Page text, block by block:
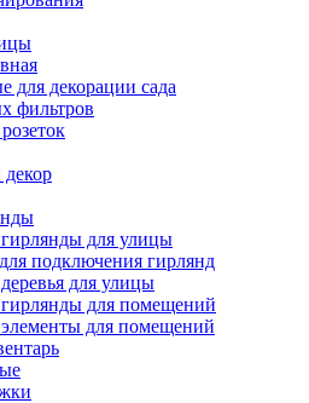
для декорации сада
фильтров
для улицы
подключения гирлянд
для улицы
для помещений
для помещений